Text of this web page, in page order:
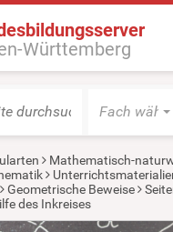
Württemberg
Fach wählen
Mathematisch-
Geometrische Beweise
des Inkreises